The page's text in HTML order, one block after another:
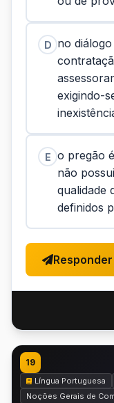
D no
exigindo-
E o pregão
não
qualidade
definidos
Responder
19
Língua Portuguesa
Noções Gerais de